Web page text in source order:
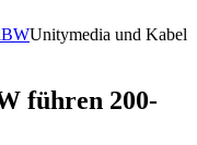
Unitymedia und Kabel
führen 200-